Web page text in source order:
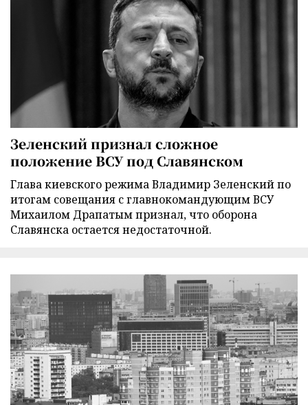
Зеленский признал сложное
положение ВСУ под Славянском
Глава киевского режима Владимир Зеленский по
итогам совещания с главнокомандующим ВСУ
Михаилом Драпатым признал, что оборона
Славянска остается недостаточной.